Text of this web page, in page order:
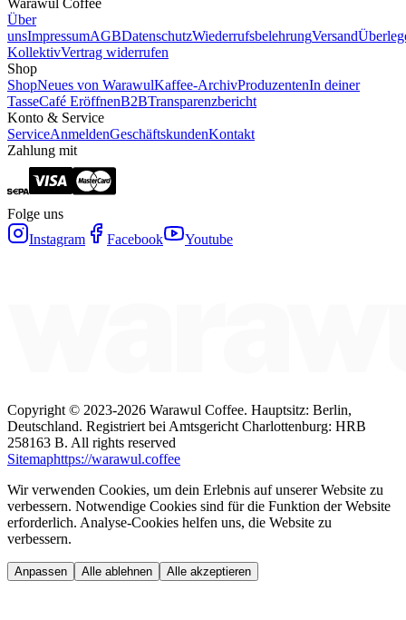
Über
unsImpressumAGBDatenschutzWiederrufsbelehrungVersand
KollektivVertrag widerrufen
Shop
ShopNeues von WarawulKaffee-ArchivProduzentenIn deiner
TasseCafé EröffnenB2BTransparenzbericht
Konto & Service
ServiceAnmeldenGeschäftskundenKontakt
Zahlung mit
Folge uns
Instagram
Facebook Youtube
Copyright © 2023-2026 Warawul Coffee. Hauptsitz: Berlin,
Deutschland. Registriert bei Amtsgericht Charlottenburg: HRB
258163 B. All rights reserved
Sitemaphttps://warawul.coffee
Wir verwenden Cookies, um dein Erlebnis auf unserer Website zu
verbessern. Notwendige Cookies sind für die Funktion der Website
erforderlich. Analyse-Cookies helfen uns, die Website zu
verbessern.
Anpassen Alle ablehnen Alle akzeptieren